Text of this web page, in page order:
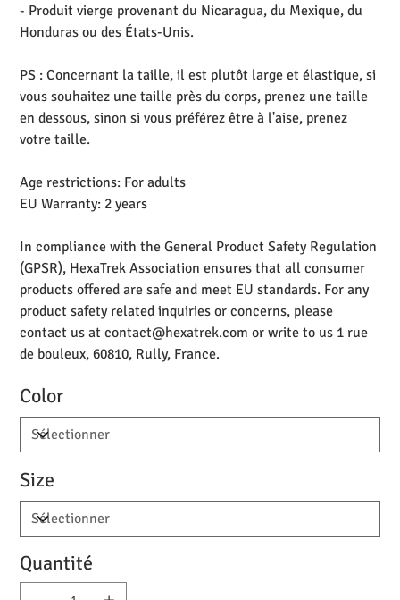
- Produit vierge provenant du Nicaragua, du Mexique, du
Honduras ou des États-Unis.
PS : Concernant la taille, il est plutôt large et élastique, si
vous souhaitez une taille près du corps, prenez une taille
en dessous, sinon si vous préférez être à l'aise, prenez
votre taille.
Age restrictions: For adults
EU Warranty: 2 years
In compliance with the General Product Safety Regulation
(GPSR), HexaTrek Association ensures that all consumer
products offered are safe and meet EU standards. For any
product safety related inquiries or concerns, please
contact us at contact@hexatrek.com or write to us 1 rue
de bouleux, 60810, Rully, France.
Color
Size
Quantité